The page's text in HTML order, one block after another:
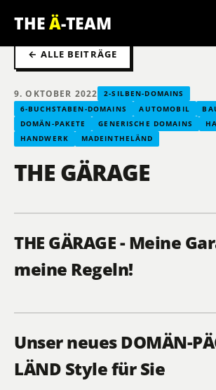
THEÄ-TEAM
← ALLE BEITRÄGE
9. OKTOBER 2022
2-SILBEN-DOMAINS
6-BUCHSTABEN-DOMAINS
AUTOMOBIL
DOMÄN-PAKETE
GENERISCHE DOMAINS
HANDWERK
MADEINTHELÄND
THE GÄRAGE
THE GÄRAGE - Meine
meine Regeln!
Unser neues DOMÄN-
LÄND Style für Sie